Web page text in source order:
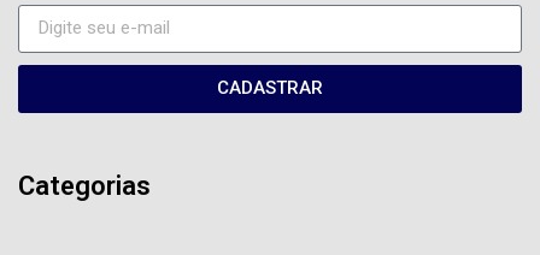
CADASTRAR
Categorias